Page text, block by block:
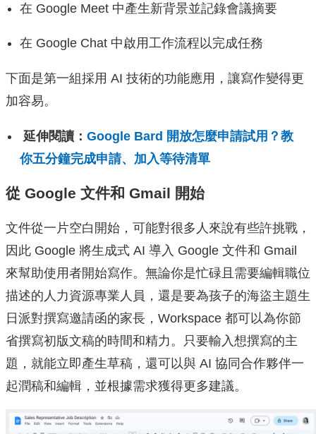
在 Google Meet 中產生新背景並記錄會議摘要
在 Google Chat 中啟用工作流程以完成任務
下面是第一組採用 AI 技術的功能應用，讓寫作變得更
加容易。
延伸閱讀： Google Bard 開放怎麼申請試用？教
你五分鐘完成申請、加入等待清單
從 Google 文件和 Gmail 開始
文件從一片空白開始，可能對很多人來說有些許挑戰，
因此 Google 將生成式 AI 導入 Google 文件和 Gmail
來幫助使用者開始寫作。 無論你是忙碌且需要編輯職位
描述的人力資源專業人員， 還是要為孩子的海盜主題生
日派對撰寫邀請函的家長， Workspace 都可以為你節
省撰寫初版文稿的時間和精力。
只要輸入想撰寫的主
題，就能立即產生草稿，還可以與 AI 協同合作夥伴一
起潤稿和編輯，並根據需求獲得更多建議。